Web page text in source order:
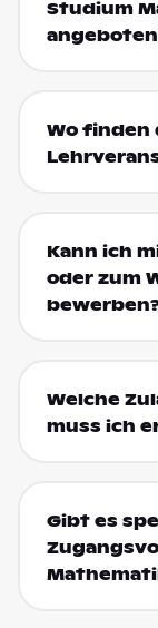
Studium
Wo finden
Kann ich
oder zum
Welche
muss ich
Gibt es